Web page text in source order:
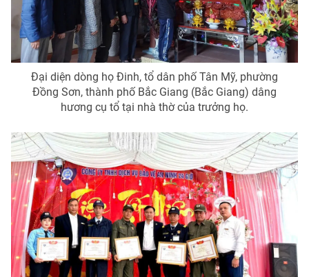
Đại diện dòng họ Đinh, tổ dân phố Tân Mỹ, phường
Đồng Sơn, thành phố Bắc Giang (Bắc Giang) dâng
hương cụ tổ tại nhà thờ của trưởng họ.